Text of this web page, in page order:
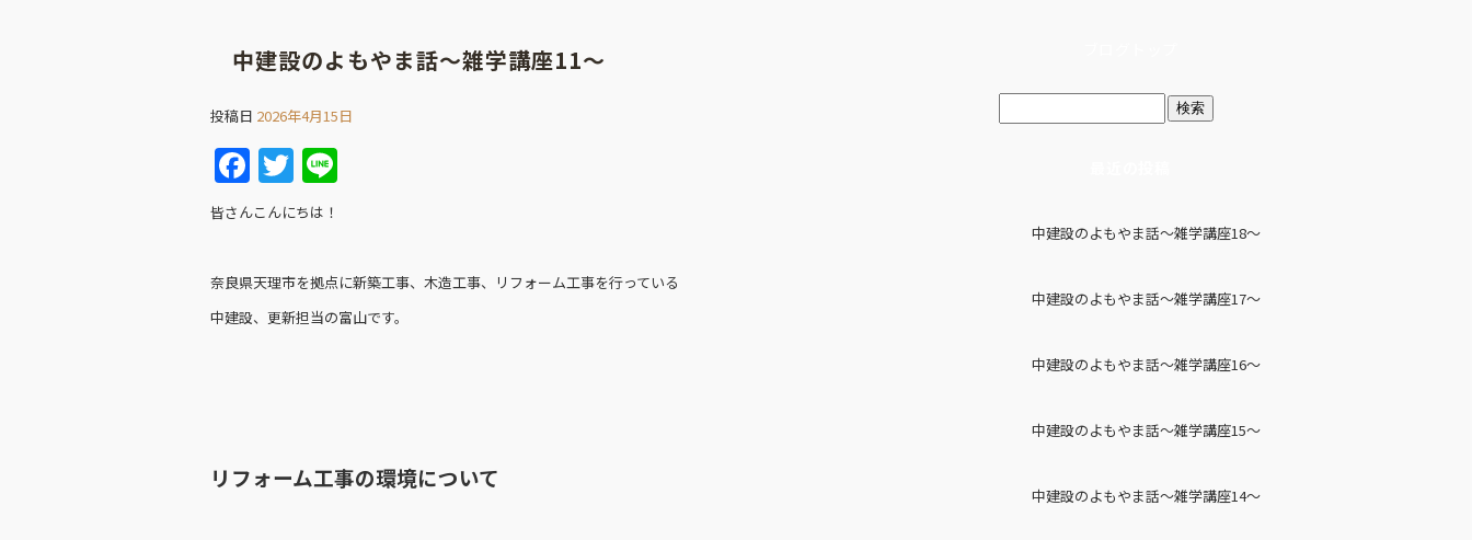
中建設のよもやま話～雑学講座11～
投稿日 2026年4月15日
F
a
c
e
b
o
T
w
itt
er
皆さんこんにちは！
奈良県天理市を拠点に新築工事、木造工事、リフォーム工事を行っている
中建設、更新担当の富山です。
リフォーム工事の環境について
中建設のよもやま話～雑学講座18～
中建設のよもやま話～雑学講座17～
中建設のよもやま話～雑学講座16～
中建設のよもやま話～雑学講座15～
中建設のよもやま話～雑学講座14～